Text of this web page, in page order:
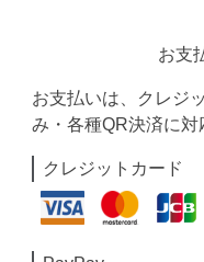
お支
お支払いは、クレジ
み・各種QR決済に対
クレジットカード